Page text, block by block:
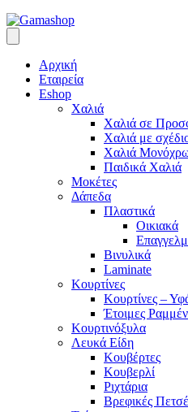
Αρχική
Εταιρεία
Eshop
Χαλιά
Χαλιά σε
Χαλιά με
Χαλιά
Παιδικά Χαλιά
Μοκέτες
Δάπεδα
Πλαστικά
Οικιακά
Βινυλικά
Laminate
Κουρτίνες
Κουρτίνες –
Έτοιμες
Κουρτινόξυλα
Λευκά Είδη
Κουβέρτες
Κουβερλί
Ριχτάρια
Βρεφικές